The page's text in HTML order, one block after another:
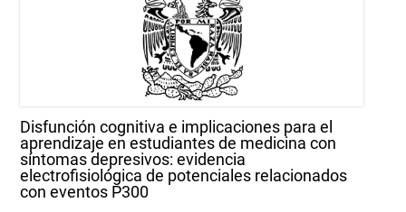
Disfunción cognitiva e implicaciones para el
aprendizaje en estudiantes de medicina con
síntomas depresivos: evidencia
electrofisiológica de potenciales relacionados
con eventos P300